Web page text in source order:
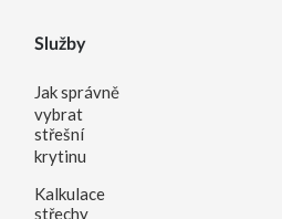
Služby
Jak správně
vybrat
střešní
krytinu
Kalkulace
střechy